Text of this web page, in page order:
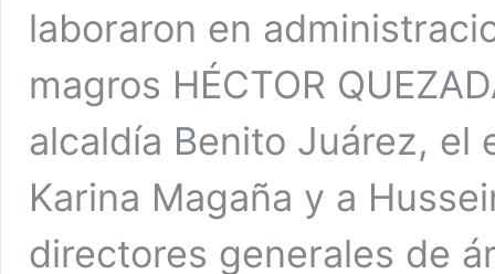
laboraron en
magros HÉCTOR
alcaldía Benito Juárez, el
Karina Magaña y a
directores generales de